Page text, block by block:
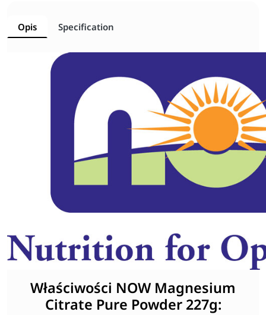
Opis Specification
Właściwości NOW Magnesium
Citrate Pure Powder 227g: